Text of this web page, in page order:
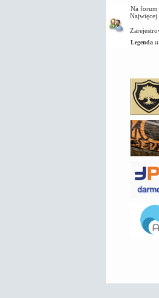
Na forum
Legenda ::